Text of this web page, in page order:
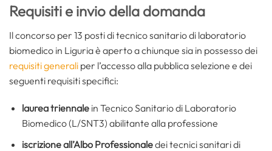
Requisiti e invio della domanda
Il concorso per 13 posti di tecnico sanitario di laboratorio
biomedico in Liguria è aperto a chiunque sia in possesso dei
requisiti generali per l’accesso alla pubblica selezione e dei
seguenti requisiti specifici:
laurea triennalein Tecnico Sanitario di Laboratorio
Biomedico (L/SNT3) abilitante alla professione
iscrizione all’Albo Professionaledei tecnici sanitari di